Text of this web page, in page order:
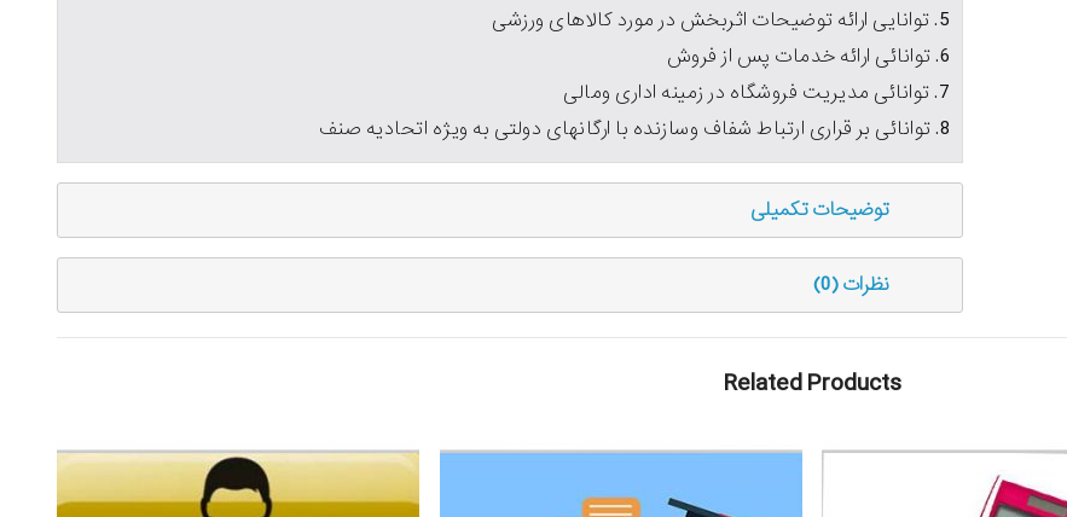
5. توانايی ارائه توضيحات اثربخش در مورد كالاهای ورزشی
6. توانائی ارائه خدمات پس از فروش
7. توانائی مديريت فروشگاه در زمينه اداری ومالی
8. توانائی بر قراری ارتباط شفاف وسازنده با ارگانهای دولتی به ويژه اتحاديه صنف
توضیحات تکمیلی
نظرات (0)
Related Products